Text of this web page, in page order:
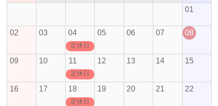
01
02 03 04
定休日
05 06 07 08
09 10 11
定休日
12 13 14 15
16 17 18
定休日
19 20 21 22